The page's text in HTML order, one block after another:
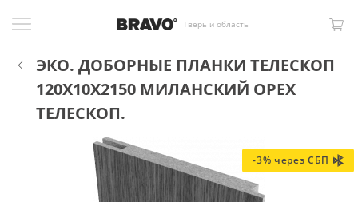
Тверь и область
ЭКО. ДОБОРНЫЕ ПЛАНКИ ТЕЛЕСКОП
120X10X2150 МИЛАНСКИЙ ОРЕХ
ТЕЛЕСКОП.
-3% через СБП